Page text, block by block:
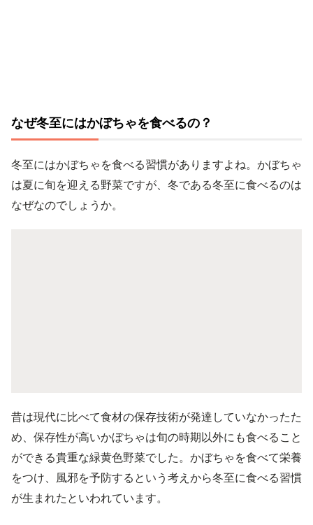
なぜ冬至にはかぼちゃを食べるの？
冬至にはかぼちゃを食べる習慣がありますよね。かぼちゃ
は夏に旬を迎える野菜ですが、冬である冬至に食べるのは
なぜなのでしょうか。
昔は現代に比べて食材の保存技術が発達していなかったた
め、保存性が高いかぼちゃは旬の時期以外にも食べること
ができる貴重な緑黄色野菜でした。かぼちゃを食べて栄養
をつけ、風邪を予防するという考えから冬至に食べる習慣
が生まれたといわれています。